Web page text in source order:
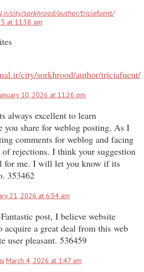
city/sorkhrood/author/triciafuent/
at 11:38 am
city/sorkhrood/author/triciafuent/
10, 2026 at 11:26 pm
always excellent to learn
you share for weblog posting. As I
comments for weblog and facing
rejections. I think your suggestion
for me. I will let you know if its
353462
21, 2026 at 6:54 am
post, I believe website
acquire a great deal from this web
user pleasant. 536459
March 4, 2026 at 1:47 am